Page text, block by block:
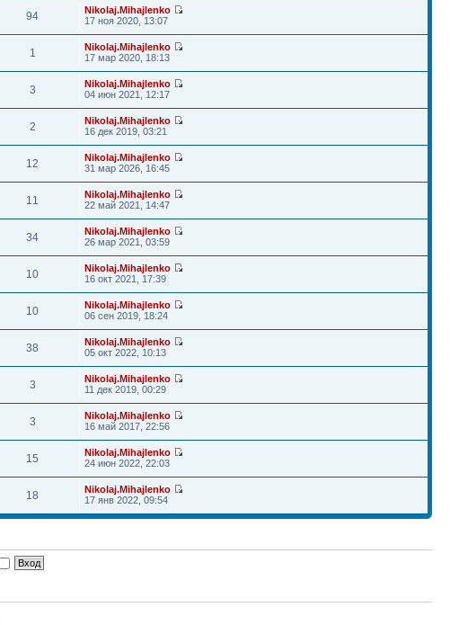
94
Nikolaj.Mihajlenko
17 ноя 2020, 13:07
1
Nikolaj.Mihajlenko
17 мар 2020, 18:13
3
Nikolaj.Mihajlenko
04 июн 2021, 12:17
2
Nikolaj.Mihajlenko
16 дек 2019, 03:21
12
Nikolaj.Mihajlenko
31 мар 2026, 16:45
11
Nikolaj.Mihajlenko
22 май 2021, 14:47
34
Nikolaj.Mihajlenko
26 мар 2021, 03:59
10
Nikolaj.Mihajlenko
16 окт 2021, 17:39
10
Nikolaj.Mihajlenko
06 сен 2019, 18:24
38
Nikolaj.Mihajlenko
05 окт 2022, 10:13
3
Nikolaj.Mihajlenko
11 дек 2019, 00:29
3
Nikolaj.Mihajlenko
16 май 2017, 22:56
15
Nikolaj.Mihajlenko
24 июн 2022, 22:03
18
Nikolaj.Mihajlenko
17 янв 2022, 09:54